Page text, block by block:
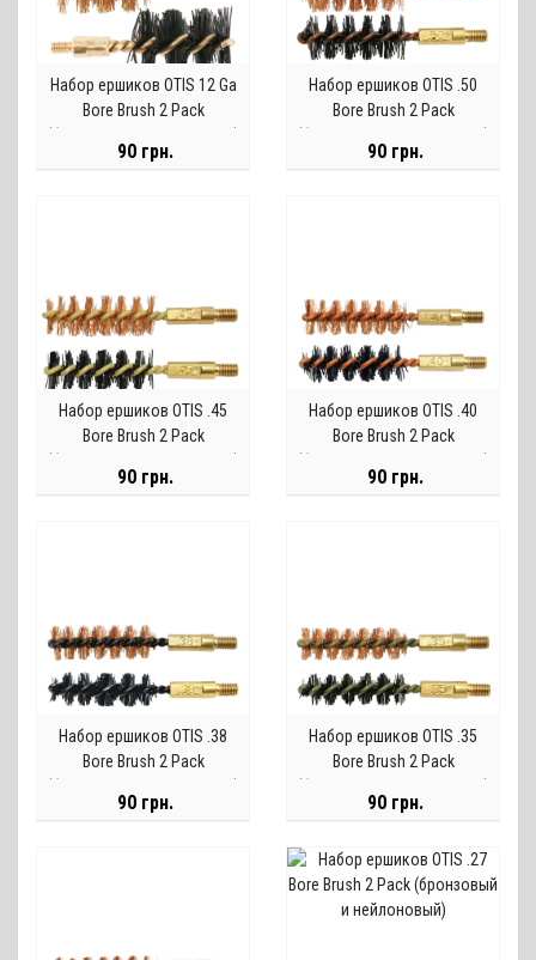
Набор ершиков OTIS 12 Ga
Bore Brush 2 Pack
(бронзовый и нейлоновый)
90 грн.
Набор ершиков OTIS .50
Bore Brush 2 Pack
(бронзовый и нейлоновый)
90 грн.
Набор ершиков OTIS .45
Bore Brush 2 Pack
(бронзовый и нейлоновый)
90 грн.
Набор ершиков OTIS .40
Bore Brush 2 Pack
(бронзовый и нейлоновый)
90 грн.
Набор ершиков OTIS .38
Bore Brush 2 Pack
(бронзовый и нейлоновый)
90 грн.
Набор ершиков OTIS .35
Bore Brush 2 Pack
(бронзовый и нейлоновый)
90 грн.